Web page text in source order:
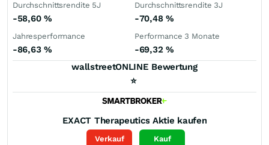
Durchschnittsrendite 5J
-58,60 %
Durchschnittsrendite 3J
-70,48 %
Jahresperformance
-86,63 %
Performance 3 Monate
-69,32 %
wallstreetONLINE Bewertung
⭐
EXACT Therapeutics Aktie kaufen
Verkauf Kauf